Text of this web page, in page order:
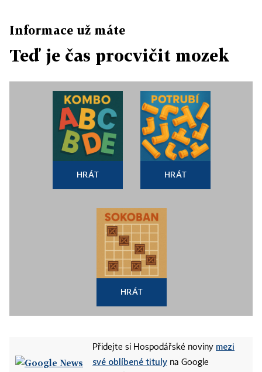
Informace už máte
Teď je čas procvičit mozek
HRÁT HRÁT
HRÁT
Přidejte si Hospodářské noviny mezi
své oblíbené tituly na Google